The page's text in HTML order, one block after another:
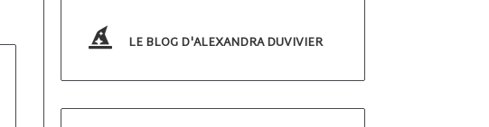
LE BLOG D'ALEXANDRA DUVIVIER